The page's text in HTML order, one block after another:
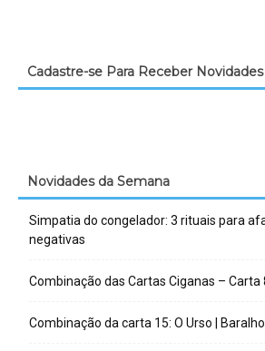
Cadastre-se Para Receber Novidades
Novidades da Semana
Simpatia do congelador: 3 rituais para
negativas
Combinação das Cartas Ciganas – Carta
Combinação da carta 15: O Urso |